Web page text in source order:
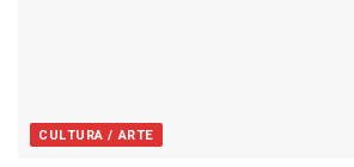
CULTURA / ARTE